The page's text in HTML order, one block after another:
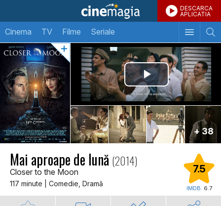
DESCARCA
APLICATIA
Cinema TV Filme Seriale
+ 38
Mai aproape de lună (2014)
Closer to the Moon
117 minute | Comedie, Dramă
7.5
IMDB: 6.7